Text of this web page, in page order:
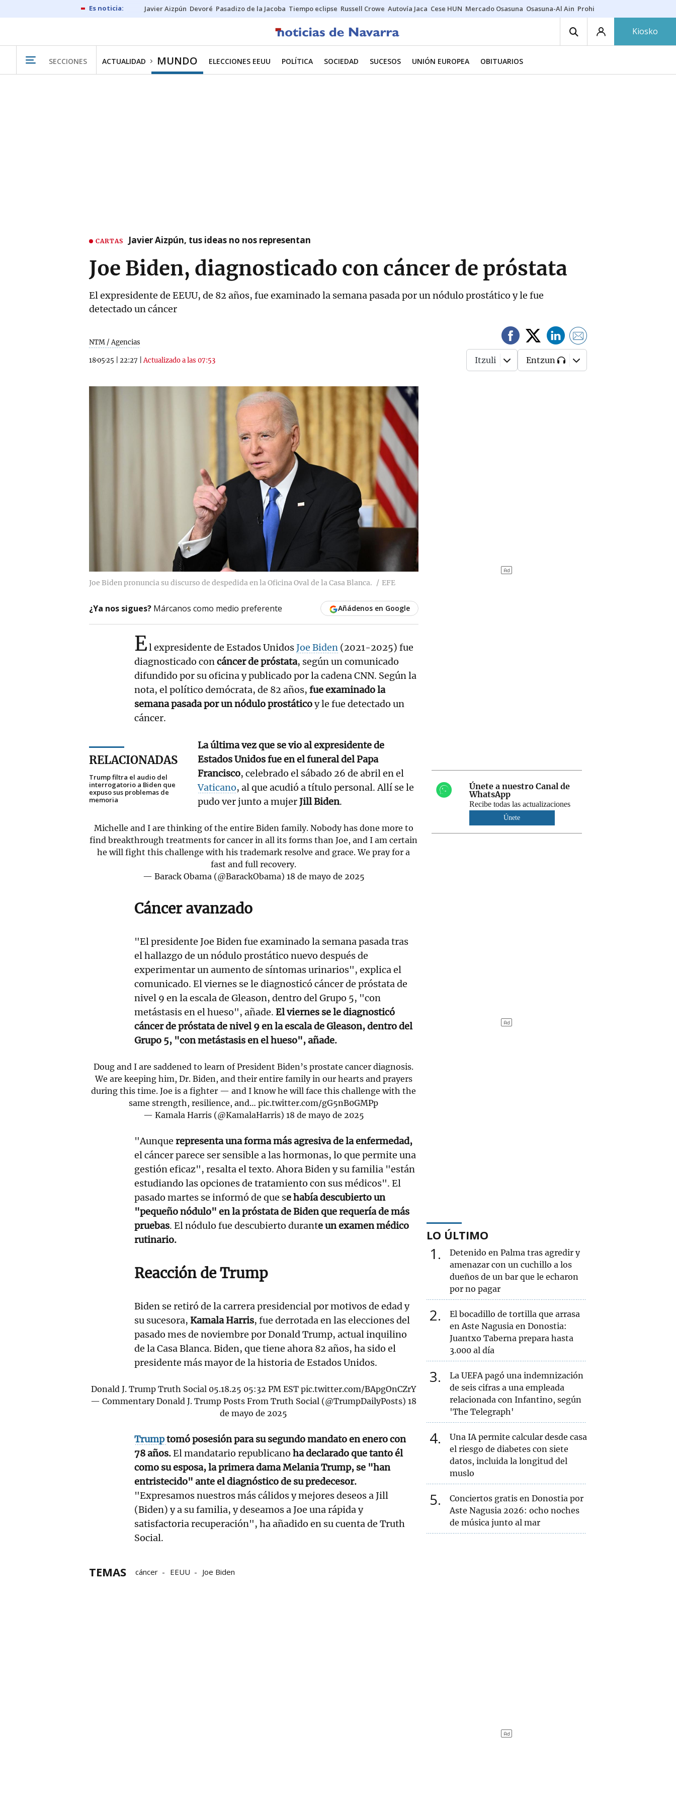
Javier Aizpún Devoré Pasadizo de la Jacoba Tiempo eclipse Russell Crowe Autovía Jaca Cese HUN Mercado Osasuna Osasuna-Al Ain Prohibiciones eclipse
Kiosko
SECCIONES ACTUALIDAD MUNDO ELECCIONES EEUU POLÍTICA SOCIEDAD SUCESOS UNIÓN EUROPEA OBITUARIOS
CARTAS Javier Aizpún, tus ideas no nos representan
Joe Biden, diagnosticado con cáncer de próstata
El expresidente de EEUU, de 82 años, fue examinado la semana pasada por un nódulo prostático y le fue
detectado un cáncer
NTM / Agencias
18·05·25 22:27 |Actualizado a las 07:53 Itzuli Entzun
Joe Biden pronuncia su discurso de despedida en la Oficina Oval de la Casa Blanca. EFE
¿Ya nos sigues? Márcanos como medio preferente Añádenos en Google
El expresidente de Estados UnidosJoe Biden (2021-2025) fue
diagnosticado concáncer de próstata, según un comunicado
difundido por su oficina y publicado por la cadena CNN. Según la
nota, el político demócrata, de 82 años, fue examinado la
semana pasada por un nódulo prostáticoy le fue detectado un
cáncer.
RELACIONADAS
Trump filtra el audio del
interrogatorio a Biden que
expuso sus problemas de
memoria
La última vez que se vio al expresidente de
Estados Unidos fue en el funeral del Papa
Francisco, celebrado el sábado 26 de abril en el
Vaticano, al que acudió a título personal. Allí se le
pudo ver junto a mujerJill Biden.
Michelle and I are thinking of the entire Biden family. Nobody has done more to
find breakthrough treatments for cancer in all its forms than Joe, and I am certain
he will fight this challenge with his trademark resolve and grace. We pray for a
fast and full recovery.
— Barack Obama (@BarackObama) 18 de mayo de 2025
Cáncer avanzado
"El presidente Joe Biden fue examinado la semana pasada tras
el hallazgo de un nódulo prostático nuevo después de
experimentar un aumento de síntomas urinarios", explica el
comunicado. El viernes se le diagnosticó cáncer de próstata de
nivel 9 en la escala de Gleason, dentro del Grupo 5, "con
metástasis en el hueso", añade. El viernes se le diagnosticó
cáncer de próstata de nivel 9 en la escala de Gleason, dentro del
Grupo 5, "con metástasis en el hueso", añade.
Doug and I are saddened to learn of President Biden’s prostate cancer diagnosis.
We are keeping him, Dr. Biden, and their entire family in our hearts and prayers
during this time. Joe is a fighter — and I know he will face this challenge with the
same strength, resilience, and…pic.twitter.com/gG5nB0GMPp
— Kamala Harris (@KamalaHarris) 18 de mayo de 2025
"Aunque representa una forma más agresiva de la enfermedad,
el cáncer parece ser sensible a las hormonas, lo que permite una
gestión eficaz", resalta el texto. Ahora Biden y su familia "están
estudiando las opciones de tratamiento con sus médicos". El
pasado martes se informó de que se había descubierto un
"pequeño nódulo" en la próstata de Biden que requería de más
pruebas. El nódulo fue descubierto durante un examen médico
rutinario.
Reacción de Trump
Biden se retiró de la carrera presidencial por motivos de edad y
su sucesora, Kamala Harris, fue derrotada en las elecciones del
pasado mes de noviembre por Donald Trump, actual inquilino
de la Casa Blanca. Biden, que tiene ahora 82 años, ha sido el
presidente más mayor de la historia de Estados Unidos.
Donald J. Trump Truth Social 05.18.25 05:32 PM ESTpic.twitter.com/BApgOnCZrY
— Commentary Donald J. Trump Posts From Truth Social (@TrumpDailyPosts)18
de mayo de 2025
Trumptomó posesión para su segundo mandato en enero con
78 años.El mandatario republicano ha declarado que tanto él
como su esposa, la primera dama Melania Trump, se "han
entristecido" ante el diagnóstico de su predecesor.
"Expresamos nuestros más cálidos y mejores deseos a Jill
(Biden) y a su familia, y deseamos a Joe una rápida y
satisfactoria recuperación", ha añadido en su cuenta de Truth
Social.
TEMAS cáncer EEUU Joe Biden
Únete a nuestro Canal de
WhatsApp
Recibe todas las actualizaciones
Únete
LO ÚLTIMO
1
Detenido en Palma tras agredir y
amenazar con un cuchillo a los
dueños de un bar que le echaron
por no pagar
2
El bocadillo de tortilla que arrasa
en Aste Nagusia en Donostia:
Juantxo Taberna prepara hasta
3.000 al día
3
La UEFA pagó una indemnización
de seis cifras a una empleada
relacionada con Infantino, según
'The Telegraph'
4
Una IA permite calcular desde casa
el riesgo de diabetes con siete
datos, incluida la longitud del
muslo
5
Conciertos gratis en Donostia por
Aste Nagusia 2026: ocho noches
de música junto al mar